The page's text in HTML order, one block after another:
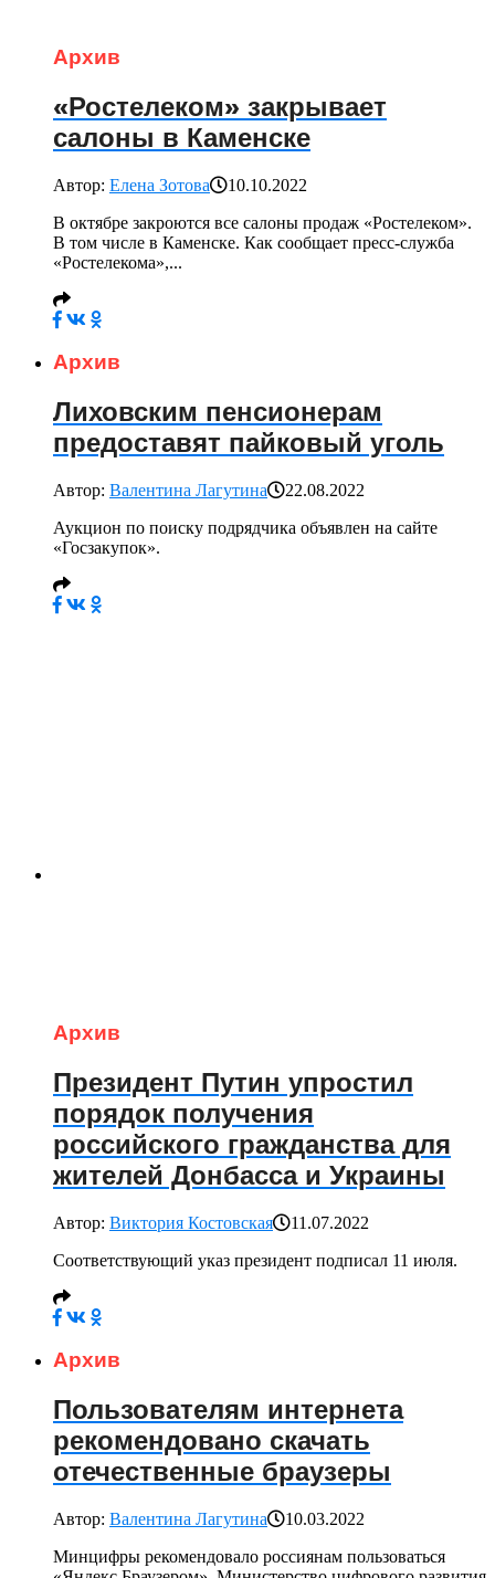
Архив
«Ростелеком» закрывает
салоны в Каменске
Автор: Елена Зотова
10.10.2022
В октябре закроются все салоны продаж «Ростелеком».
В том числе в Каменске. Как сообщает пресс-служба
«Ростелекома»,...
Архив
Лиховским пенсионерам
предоставят пайковый уголь
Автор: Валентина Лагутина
22.08.2022
Аукцион по поиску подрядчика объявлен на сайте
«Госзакупок».
Архив
Президент Путин упростил
порядок получения
российского гражданства для
жителей Донбасса и Украины
Автор: Виктория Костовская
11.07.2022
Соответствующий указ президент подписал 11 июля.
Архив
Пользователям интернета
рекомендовано скачать
отечественные браузеры
Автор: Валентина Лагутина
10.03.2022
Минцифры рекомендовало россиянам пользоваться